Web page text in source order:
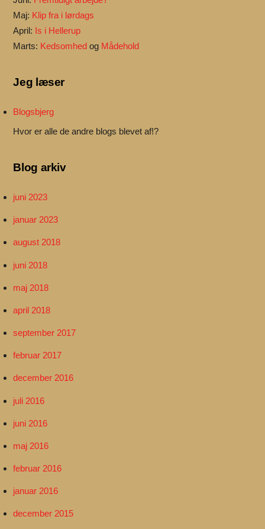
Maj: Klip fra i lørdags
April: Is i Hellerup
Marts: Kedsomhed og Mådehold
Jeg læser
Blogsbjerg
Hvor er alle de andre blogs blevet af!?
Blog arkiv
juni 2023
januar 2023
august 2018
juni 2018
maj 2018
april 2018
september 2017
februar 2017
december 2016
juli 2016
juni 2016
maj 2016
februar 2016
januar 2016
december 2015